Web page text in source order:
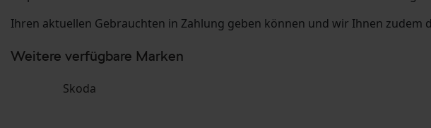
Ihren aktuellen Gebrauchten in Zahlung geben können und wir Ihnen
Weitere verfügbare Marken
Skoda